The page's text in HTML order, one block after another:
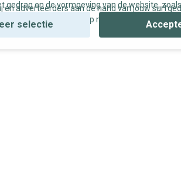
gedrag en de vormgeving van de website,
en adverteerders aan de hand van jouw
online advertenties en op maat gemaakte
selectie